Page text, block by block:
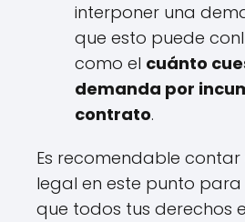
interponer una
que esto puede
como el cuánto
demanda por
contrato.
Es recomendable
legal en este punto
que todos tus derechos